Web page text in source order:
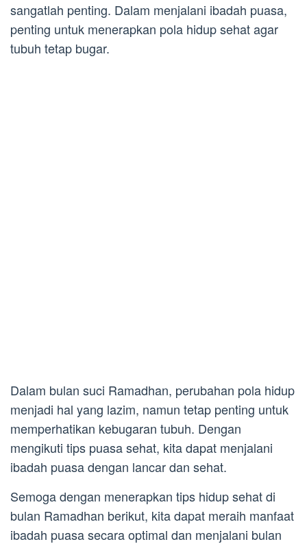
sangatlah penting. Dalam menjalani ibadah puasa,
penting untuk menerapkan pola hidup sehat agar
tubuh tetap bugar.
Dalam bulan suci Ramadhan, perubahan pola hidup
menjadi hal yang lazim, namun tetap penting untuk
memperhatikan kebugaran tubuh. Dengan
mengikuti tips puasa sehat, kita dapat menjalani
ibadah puasa dengan lancar dan sehat.
Semoga dengan menerapkan tips hidup sehat di
bulan Ramadhan berikut, kita dapat meraih manfaat
ibadah puasa secara optimal dan menjalani bulan